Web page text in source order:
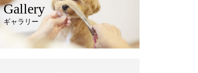
Gallery
ギャラリー